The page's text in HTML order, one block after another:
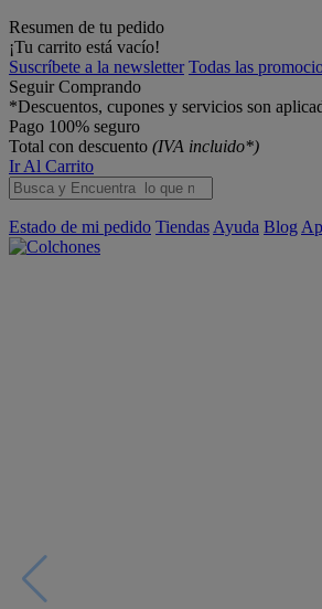
Resumen de tu pedido
¡Tu carrito está vacío!
Suscríbete a la newsletter Todas las
Seguir Comprando
*Descuentos, cupones y servicios son
Pago 100% seguro
Total con descuento (IVA incluido*)
Ir Al Carrito
Estado de mi pedido Tiendas Ayuda Blog